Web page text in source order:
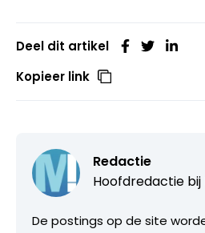
Deel dit artikel
Kopieer link
Redactie
Hoofdredactie bij
De postings op de site